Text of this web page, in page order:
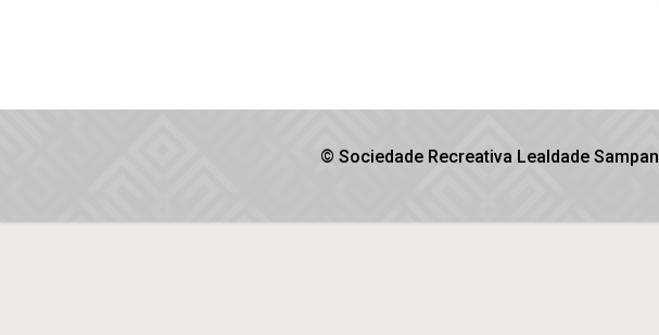
© Sociedade Recreativa Lealdade